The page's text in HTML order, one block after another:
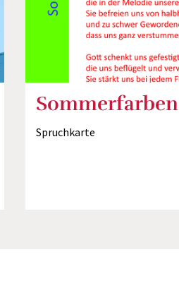
Sommerfarben
Spruchkarte